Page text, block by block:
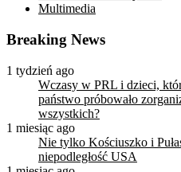
Multimedia
Breaking News
1 tydzień ago
Wczasy w PRL i dzieci,
państwo próbowało
wszystkich?
1 miesiąc ago
Nie tylko Kościuszko i
niepodległość USA